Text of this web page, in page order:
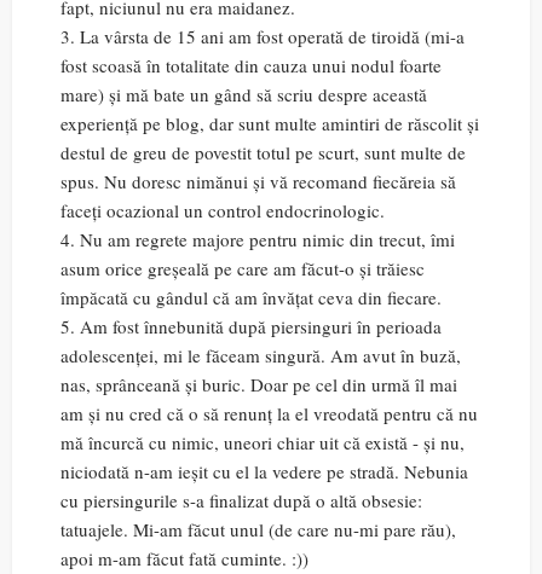
fapt, niciunul nu era maidanez.
3. La vârsta de 15 ani am fost operată de tiroidă (mi-a
fost scoasă în totalitate din cauza unui nodul foarte
mare) și mă bate un gând să scriu despre această
experiență pe blog, dar sunt multe amintiri de răscolit și
destul de greu de povestit totul pe scurt, sunt multe de
spus. Nu doresc nimănui și vă recomand fiecăreia să
faceți ocazional un control endocrinologic.
4. Nu am regrete majore pentru nimic din trecut, îmi
asum orice greșeală pe care am făcut-o și trăiesc
împăcată cu gândul că am învățat ceva din fiecare.
5. Am fost înnebunită după piersinguri în perioada
adolescenței, mi le făceam singură. Am avut în buză,
nas, sprânceană și buric. Doar pe cel din urmă îl mai
am și nu cred că o să renunț la el vreodată pentru că nu
mă încurcă cu nimic, uneori chiar uit că există - și nu,
niciodată n-am ieșit cu el la vedere pe stradă. Nebunia
cu piersingurile s-a finalizat după o altă obsesie:
tatuajele. Mi-am făcut unul (de care nu-mi pare rău),
apoi m-am făcut fată cuminte. :))